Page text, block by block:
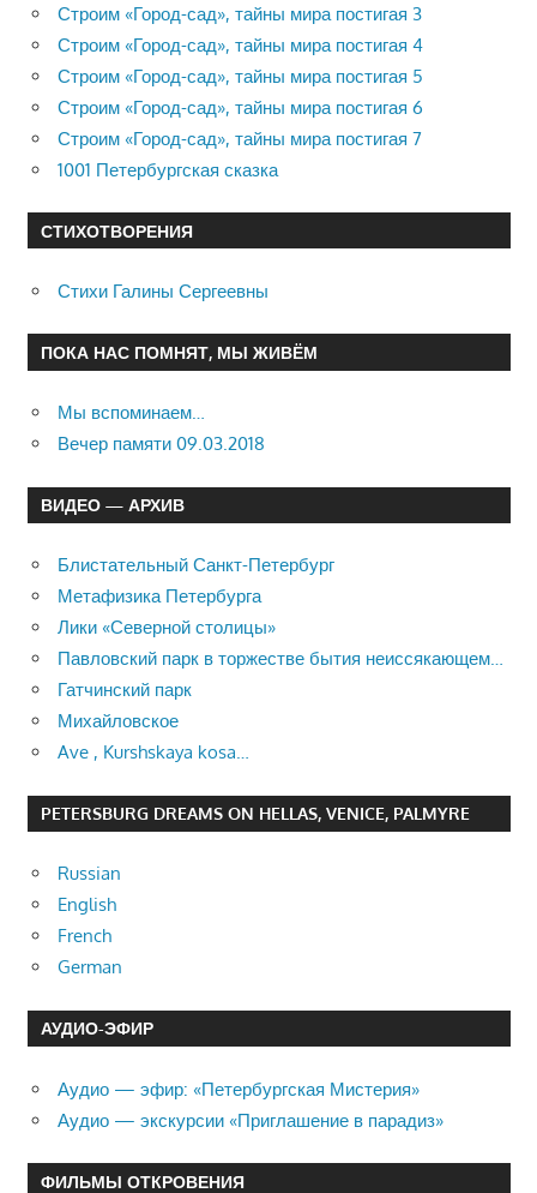
Строим «Город-сад», тайны мира постигая 3
Строим «Город-сад», тайны мира постигая 4
Строим «Город-сад», тайны мира постигая 5
Строим «Город-сад», тайны мира постигая 6
Строим «Город-сад», тайны мира постигая 7
1001 Петербургская сказка
СТИХОТВОРЕНИЯ
Стихи Галины Сергеевны
ПОКА НАС ПОМНЯТ, МЫ ЖИВЁМ
Мы вспоминаем…
Вечер памяти 09.03.2018
ВИДЕО — АРХИВ
Блистательный Санкт-Петербург
Метафизика Петербурга
Лики «Северной столицы»
Павловский парк в торжестве бытия неиссякающем…
Гатчинский парк
Михайловское
Ave , Kurshskaya kosa…
PETERSBURG DREAMS ON HELLAS, VENICE, PALMYRE
Russian
English
French
German
АУДИО-ЭФИР
Аудио — эфир: «Петербургская Мистерия»
Аудио — экскурсии «Приглашение в парадиз»
ФИЛЬМЫ ОТКРОВЕНИЯ